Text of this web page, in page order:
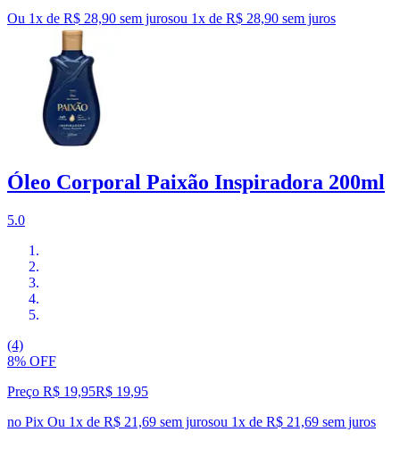
Ou 1x de R$ 28,90 sem jurosou 1x de R$ 28,90 sem juros
Óleo Corporal Paixão Inspiradora 200ml
5.0
(4)
8% OFF
Preço R$ 19,95R$ 19,95
no Pix Ou 1x de R$ 21,69 sem jurosou 1x de R$ 21,69 sem juros